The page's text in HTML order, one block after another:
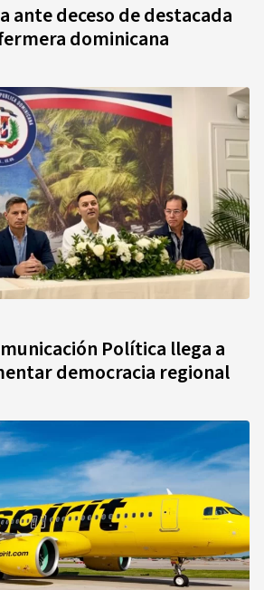
ante deceso de destacada
dominicana
Política llega a
democracia regional